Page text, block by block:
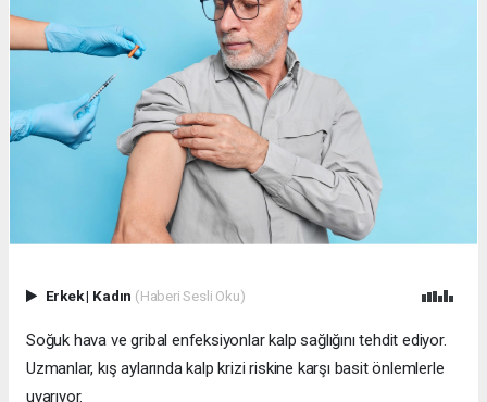
Erkek| Kadın (Haberi Sesli Oku)
Soğuk hava ve gribal enfeksiyonlar kalp sağlığını tehdit ediyor.
Uzmanlar, kış aylarında kalp krizi riskine karşı basit önlemlerle
uyarıyor.